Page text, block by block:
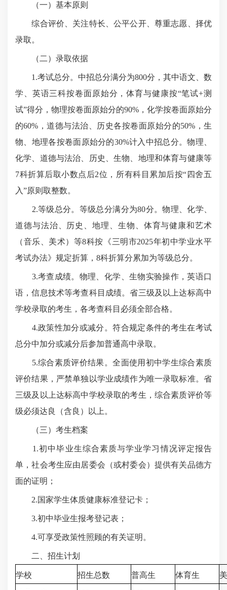
（一）基本原则
综合评价、关注特长、公平公开、尊重志愿、择优
录取。
（二）录取依据
1.考试总分。中招总分满分为800分，其中语文、数
学、英语三科按卷面原始分，体育与健康按“笔试+测
试”得分，物理按卷面原始分的90%，化学按卷面原始分
的60%，道德与法治、历史各按卷面原始分的50%，生
物、地理各按卷面原始分的30%计入中招总分。物理、
化学、道德与法治、历史、生物、地理和体育与健康等
7科折算后取小数点后2位，所有科目累加后按“四舍五
入”原则取整数。
2.等级总分。等级总分满分为80分。物理、化学、
道德与法治、历史、地理、生物、体育与健康和艺术
（音乐、美术）等8科按《三明市2025年初中学业水平
考试办法》规定折算，8科折算分累加为等级总分。
3.考查成绩。物理、化学、生物实验操作，英语口
语，信息技术等考查科目成绩。省三级及以上达标高中
学校录取的考生，各考查科目必须全部合格。
4.政策性加分或减分。符合规定条件的考生在考试
总分中加分或减分后参加普通高中录取。
5.综合素质评价结果。全面使用初中学生综合素质
评价结果，严禁单独以学业成绩作为唯一录取标准。省
三级及以上达标高中学校录取的考生，综合素质评价等
级必须达良（含良）以上。
（三）考生档案
1.初中毕业生综合素质与学业学习情况评定报告
单，社会考生应由居委会（或村委会）提供有关品德方
面的证明；
2.国家学生体质健康标准登记卡；
3.初中毕业生报考登记表；
4.可享受政策性照顾的有关证明。
二、招生计划
学校 招生总数 普高生 体育生